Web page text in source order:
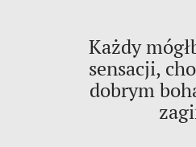
Każdy
sensacji,
dobrym